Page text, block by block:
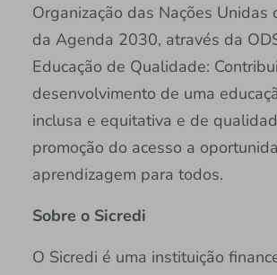
Organização das Nações Unidas
da Agenda 2030, através da
Educação de Qualidade:
desenvolvimento de uma
inclusa e equitativa e de
promoção do acesso a
aprendizagem para todos.
Sobre o Sicredi
O Sicredi é uma instituição